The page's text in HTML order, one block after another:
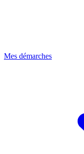
Mes démarches